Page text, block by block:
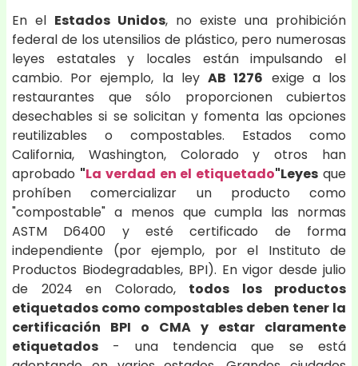
En el Estados Unidos, no existe una prohibición
federal de los utensilios de plástico, pero numerosas
leyes estatales y locales están impulsando el
cambio. Por ejemplo, la leyAB 1276 exige a los
restaurantes que sólo proporcionen cubiertos
desechables si se solicitan y fomenta las opciones
reutilizables o compostables. Estados como
California, Washington, Colorado y otros han
aprobado "La verdad en el etiquetado"Leyes que
prohíben comercializar un producto como
"compostable" a menos que cumpla las normas
ASTM D6400 y esté certificado de forma
independiente (por ejemplo, por el Instituto de
Productos Biodegradables, BPI). En vigor desde julio
de 2024 en Colorado, todos los productos
etiquetados como compostables deben tener la
certificación BPI o CMA y estar claramente
etiquetados - una tendencia que se está